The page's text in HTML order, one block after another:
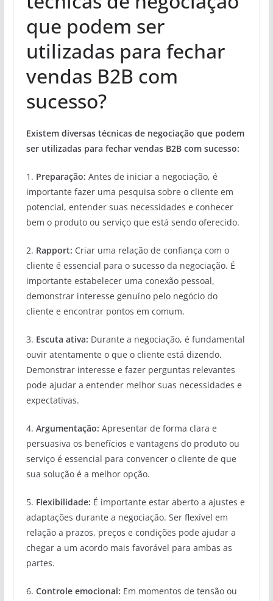
que podem ser
utilizadas para fechar
vendas B2B com
sucesso?
Existem diversas técnicas de negociação que podem
ser utilizadas para fechar vendas B2B com sucesso:
1. Preparação: Antes de iniciar a negociação, é
importante fazer uma pesquisa sobre o cliente em
potencial, entender suas necessidades e conhecer
bem o produto ou serviço que está sendo oferecido.
2. Rapport: Criar uma relação de confiança com o
cliente é essencial para o sucesso da negociação. É
importante estabelecer uma conexão pessoal,
demonstrar interesse genuíno pelo negócio do
cliente e encontrar pontos em comum.
3. Escuta ativa: Durante a negociação, é fundamental
ouvir atentamente o que o cliente está dizendo.
Demonstrar interesse e fazer perguntas relevantes
pode ajudar a entender melhor suas necessidades e
expectativas.
4. Argumentação: Apresentar de forma clara e
persuasiva os benefícios e vantagens do produto ou
serviço é essencial para convencer o cliente de que
sua solução é a melhor opção.
5. Flexibilidade: É importante estar aberto a ajustes e
adaptações durante a negociação. Ser flexível em
relação a prazos, preços e condições pode ajudar a
chegar a um acordo mais favorável para ambas as
partes.
6. Controle emocional: Em momentos de tensão ou